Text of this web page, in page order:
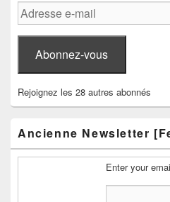
Adresse
e-
mail
Abonnez-vous
Rejoignez les 28 autres abonnés
Ancienne Newsletter
Enter your